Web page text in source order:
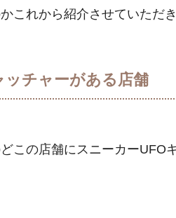
これから紹介させていただ
ッチャーがある店舗
この店舗にスニーカーUFO